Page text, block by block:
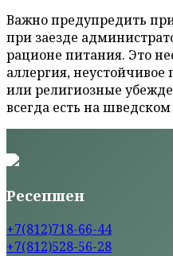
Важно предупредить
при заезде
рационе питания. Это
аллергия,
или религиозные
всегда есть на шведском
Ресепшен
+7(812)718-66-44
+7(812)528-56-28